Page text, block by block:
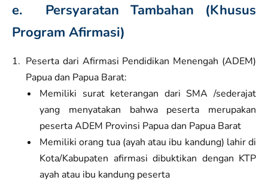
e. Persyaratan Tambahan (Khusus
Program Afirmasi)
Peserta dari Afirmasi Pendidikan Menengah (ADEM)
Papua dan Papua Barat:
Memiliki surat keterangan dari SMA /sederajat
yang menyatakan bahwa peserta merupakan
peserta ADEM Provinsi Papua dan Papua Barat
Memiliki orang tua (ayah atau ibu kandung) lahir di
Kota/Kabupaten afirmasi dibuktikan dengan KTP
ayah atau ibu kandung peserta